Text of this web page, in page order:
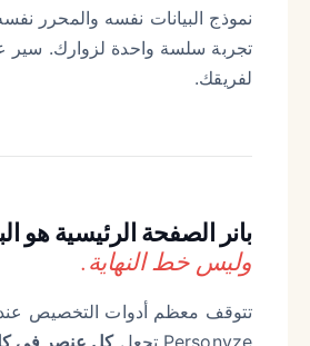
نموذج البيانات نفسه والمحرر نفسه
تجربة سلسة واحدة لزوارك. سير
لفريقك.
بانر الصفحة الرئيسية هو
وليس خط النهاية.
تتوقف معظم أدوات التخصيص عند
Personyze تجعل
كل عنصر في كل